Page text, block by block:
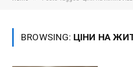
BROWSING: ЦІНИ НА